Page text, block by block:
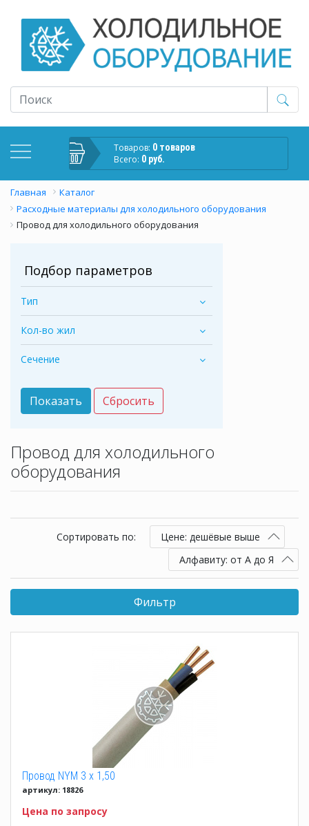
Товаров: 0 товаров
Всего: 0 руб.
Главная
Каталог
Расходные материалы для холодильного оборудования
Провод для холодильного оборудования
Подбор параметров
Тип
Кол-во жил
Сечение
Провод для холодильного
оборудования
Сортировать по:
Цене: дешёвые выше
Алфавиту: от А до Я
Фильтр
Провод NYM 3 x 1,50
артикул: 18826
Цена по запросу